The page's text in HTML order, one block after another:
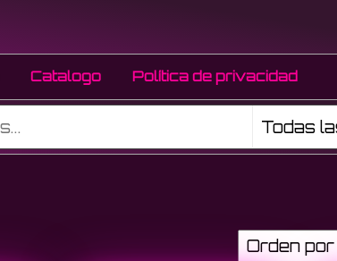
Catalogo Política de privacidad